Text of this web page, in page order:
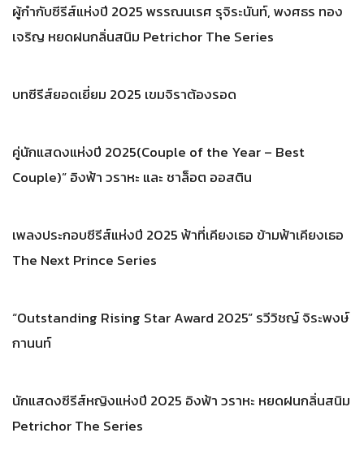
ผู้กำกับซีรีส์แห่งปี 2025 พรรณนเรศ รุจิระนันท์, พงศธร ทอง
เจริญ หยดฝนกลิ่นสนิม Petrichor The Series
บทซีรีส์ยอดเยี่ยม 2025 เขมจิราต้องรอด
คู่นักแสดงแห่งปี 2025(Couple of the Year – Best
Couple)” อิงฟ้า วราหะ และ ชาล็อต ออสติน
เพลงประกอบซีรีส์แห่งปี 2025 ฟ้าที่เคียงเธอ ข้ามฟ้าเคียงเธอ
The Next Prince Series
“Outstanding Rising Star Award 2025” รวีวิชญ์ จิระพงษ์
กานนท์
นักแสดงซีรีส์หญิงแห่งปี 2025 อิงฟ้า วราหะ หยดฝนกลิ่นสนิม
Petrichor The Series